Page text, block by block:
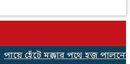
পায়ে হেঁটে মক্কার পথে হজ